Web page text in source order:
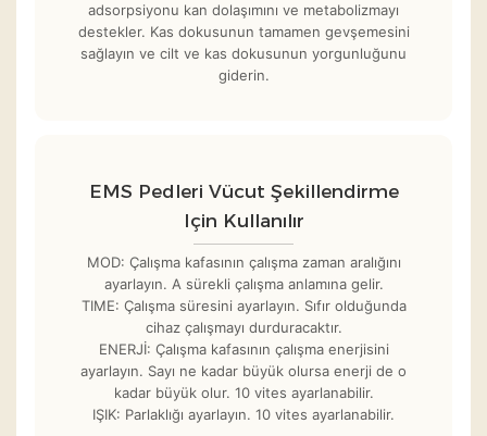
adsorpsiyonu kan dolaşımını ve metabolizmayı
destekler. Kas dokusunun tamamen gevşemesini
sağlayın ve cilt ve kas dokusunun yorgunluğunu
giderin.
EMS Pedleri Vücut Şekillendirme
Için Kullanılır
MOD: Çalışma kafasının çalışma zaman aralığını
ayarlayın. A sürekli çalışma anlamına gelir.
TIME: Çalışma süresini ayarlayın. Sıfır olduğunda
cihaz çalışmayı durduracaktır.
ENERJİ: Çalışma kafasının çalışma enerjisini
ayarlayın. Sayı ne kadar büyük olursa enerji de o
kadar büyük olur. 10 vites ayarlanabilir.
IŞIK: Parlaklığı ayarlayın. 10 vites ayarlanabilir.